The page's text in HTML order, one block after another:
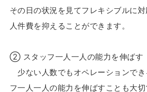
その日の状況を見てフレキシブルに対
人件費を抑えることができます。
② スタッフ一人一人の能力を伸ばす
少ない人数でもオペレーションでき
フ一人一人の能力を伸ばすことも大